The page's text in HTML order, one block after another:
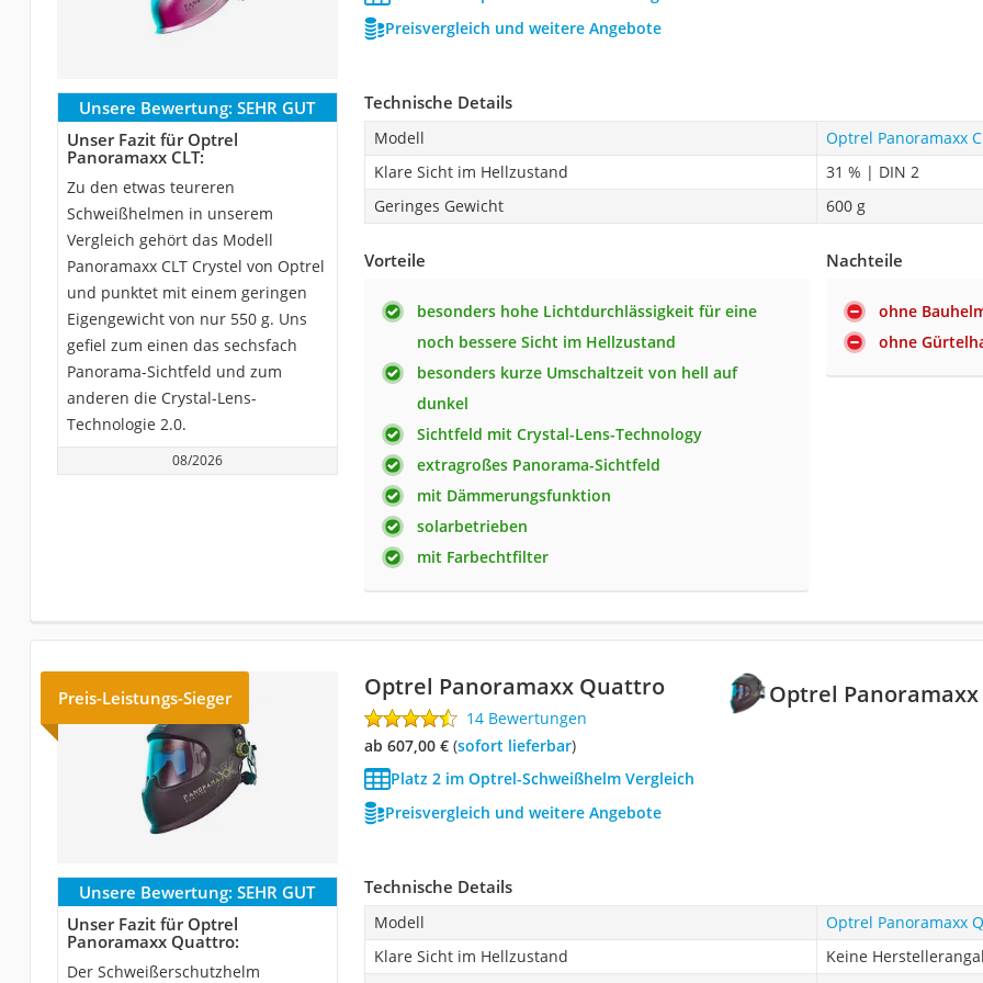
Preisvergleich und weitere Angebote
Unsere Bewertung: SEHR GUT
Unser Fazit für Optrel
Panoramaxx CLT:
Zu den etwas teureren
Schweißhelmen in unserem
Vergleich gehört das Modell
Panoramaxx CLT Crystel von Optrel
und punktet mit einem geringen
Eigengewicht von nur 550 g. Uns
gefiel zum einen das sechsfach
Panorama-Sichtfeld und zum
anderen die Crystal-Lens-
Technologie 2.0.
08/2026
Technische Details
Modell
Optrel Panoramaxx
Klare Sicht im Hellzustand
31 % | DIN 2
Geringes Gewicht
600 g
Vorteile
besonders hohe Lichtdurchlässigkeit für eine
noch bessere Sicht im Hellzustand
besonders kurze Umschaltzeit von hell auf
dunkel
Sichtfeld mit Crystal-Lens-Technology
extragroßes Panorama-Sichtfeld
mit Dämmerungsfunktion
solarbetrieben
mit Farbechtfilter
Nachteile
ohne
ohne
Optrel
Preis-Leistungs-Sieger Optrel Panoramaxx Quattro
14 Bewertungen
ab 607,00 €( Sofort lieferbar)
Platz 2 im Optrel-Schweißhelm Vergleich
Preisvergleich und weitere Angebote
Unsere Bewertung: SEHR GUT
Unser Fazit für Optrel
Panoramaxx Quattro:
Der Schweißerschutzhelm
Technische Details
Modell
Optrel Panoramaxx
Klare Sicht im Hellzustand
Keine